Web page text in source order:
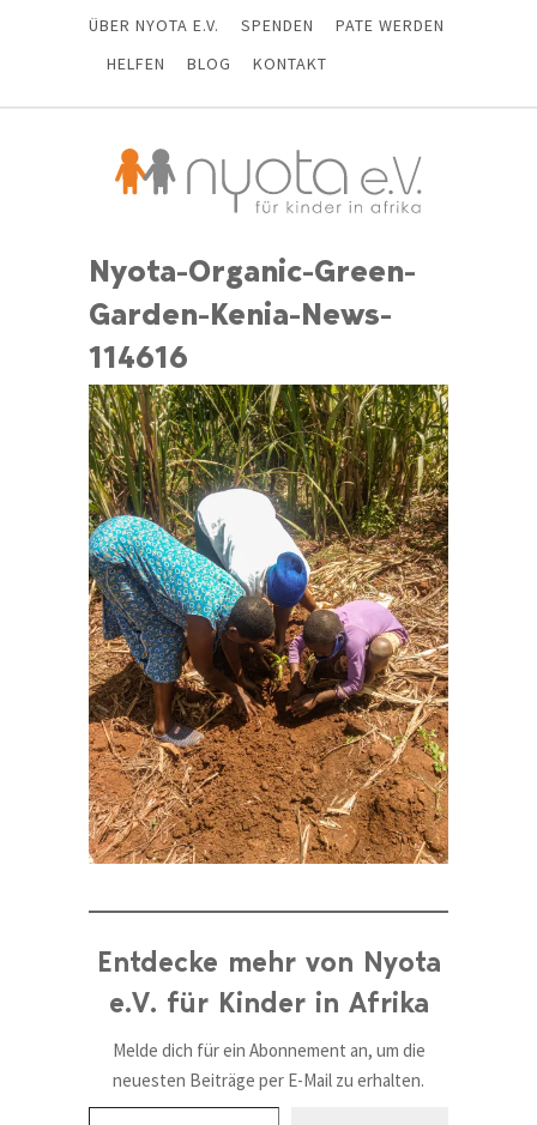
ÜBER NYOTA E.V. SPENDEN
PATE WERDEN
HELFEN
BLOG KONTAKT
Nyota-Organic-Green-
Garden-Kenia-News-
114616
Entdecke mehr von Nyota
e.V. für Kinder in Afrika
Melde dich für ein Abonnement an, um die
neuesten Beiträge per E-Mail zu erhalten.
Gib deine E-Mail-Adresse ein ...